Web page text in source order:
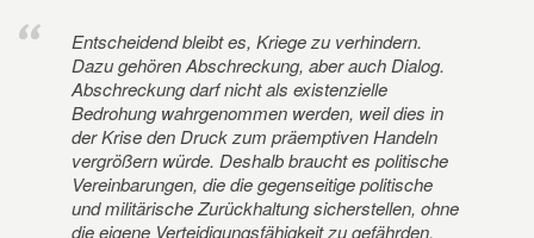
Entscheidend bleibt es, Kriege zu verhindern.
Dazu gehören Abschreckung, aber auch Dialog.
Abschreckung darf nicht als existenzielle
Bedrohung wahrgenommen werden, weil dies in
der Krise den Druck zum präemptiven Handeln
vergrößern würde. Deshalb braucht es politische
Vereinbarungen, die die gegenseitige politische
und militärische Zurückhaltung sicherstellen, ohne
die eigene Verteidigungsfähigkeit zu gefährden.